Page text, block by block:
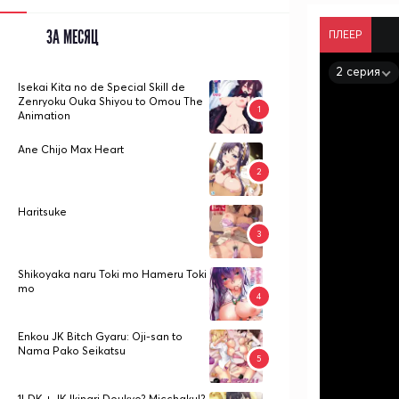
ПЛЕЕР
2 серия
ЗА МЕСЯЦ
Isekai Kita no de Special Skill de
Zenryoku Ouka Shiyou to Omou The
Animation
Ane Chijo Max Heart
Haritsuke
Shikoyaka naru Toki mo Hameru Toki
mo
Enkou JK Bitch Gyaru: Oji-san to
Nama Pako Seikatsu